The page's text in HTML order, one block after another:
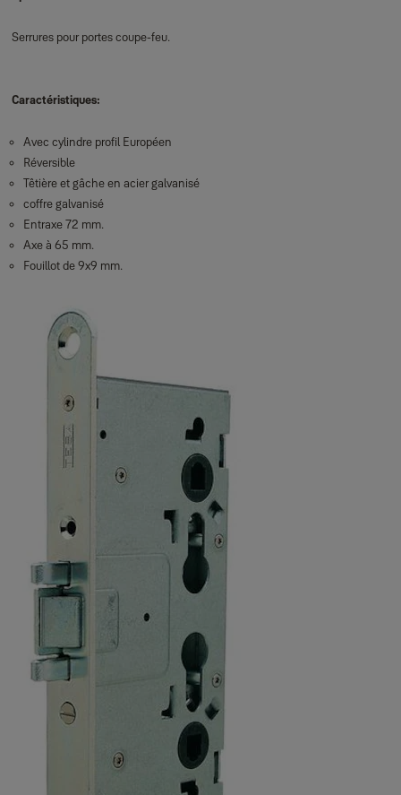
Serrures pour portes coupe-feu.
Caractéristiques:
Avec cylindre profil Européen
Réversible
Têtière et gâche en acier galvanisé
coffre galvanisé
Entraxe 72 mm.
Axe à 65 mm.
Fouillot de 9x9 mm.